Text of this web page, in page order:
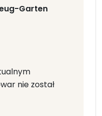
Garten
nie został